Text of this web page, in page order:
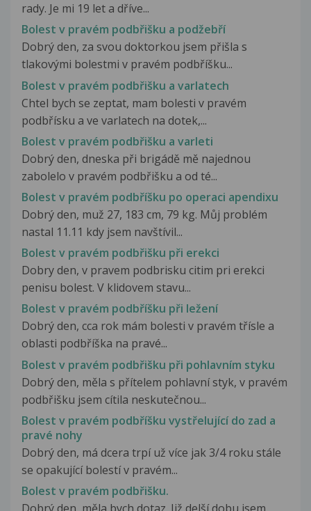
rady. Je mi 19 let a dříve...
Bolest v pravém podbřišku a podžebří
Dobrý den, za svou doktorkou jsem přišla s
tlakovými bolestmi v pravém podbříšku...
Bolest v pravém podbřišku a varlatech
Chtel bych se zeptat, mam bolesti v pravém
podbřísku a ve varlatech na dotek,...
Bolest v pravém podbřišku a varleti
Dobrý den, dneska při brigádě mě najednou
zabolelo v pravém podbřišku a od té...
Bolest v pravém podbříšku po operaci apendixu
Dobrý den, muž 27, 183 cm, 79 kg. Můj problém
nastal 11.11 kdy jsem navštívil...
Bolest v pravém podbřišku při erekci
Dobry den, v pravem podbrisku citim pri erekci
penisu bolest. V klidovem stavu...
Bolest v pravém podbříšku při ležení
Dobrý den, cca rok mám bolesti v pravém třísle a
oblasti podbříška na pravé...
Bolest v pravém podbřišku při pohlavním styku
Dobrý den, měla s přítelem pohlavní styk, v pravém
podbřišku jsem cítila neskutečnou...
Bolest v pravém podbříšku vystřelující do zad a
pravé nohy
Dobrý den, má dcera trpí už více jak 3/4 roku stále
se opakující bolestí v pravém...
Bolest v pravém podbřišku.